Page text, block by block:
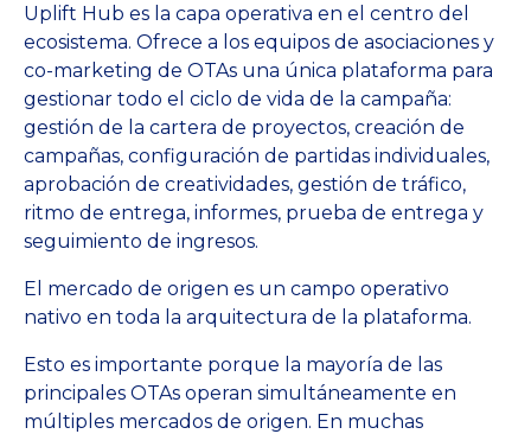
Uplift Hub es la capa operativa en el centro del
ecosistema. Ofrece a los equipos de asociaciones y
co-marketing de OTAs una única plataforma para
gestionar todo el ciclo de vida de la campaña:
gestión de la cartera de proyectos, creación de
campañas, configuración de partidas individuales,
aprobación de creatividades, gestión de tráfico,
ritmo de entrega, informes, prueba de entrega y
seguimiento de ingresos.
El mercado de origen es un campo operativo
nativo en toda la arquitectura de la plataforma.
Esto es importante porque la mayoría de las
principales OTAs operan simultáneamente en
múltiples mercados de origen. En muchas